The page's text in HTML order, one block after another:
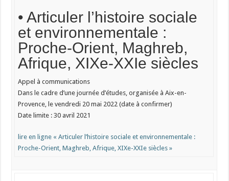
• Articuler l’histoire sociale
et environnementale :
Proche-Orient, Maghreb,
Afrique, XIXe-XXIe siècles
Appel à communications
Dans le cadre d’une journée d’études, organisée à Aix-en-
Provence, le vendredi 20 mai 2022 (date à confirmer)
Date limite : 30 avril 2021
lire en ligne « Articuler l’histoire sociale et environnementale :
Proche-Orient, Maghreb, Afrique, XIXe-XXIe siècles »